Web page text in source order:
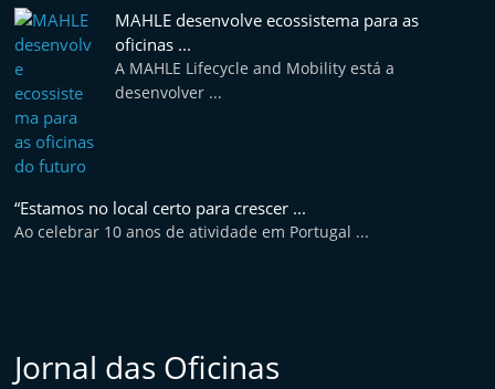
MAHLE desenvolve ecossistema para as
oficinas ...
A MAHLE Lifecycle and Mobility está a
desenvolver ...
“Estamos no local certo para crescer ...
Ao celebrar 10 anos de atividade em Portugal ...
Jornal das Oficinas